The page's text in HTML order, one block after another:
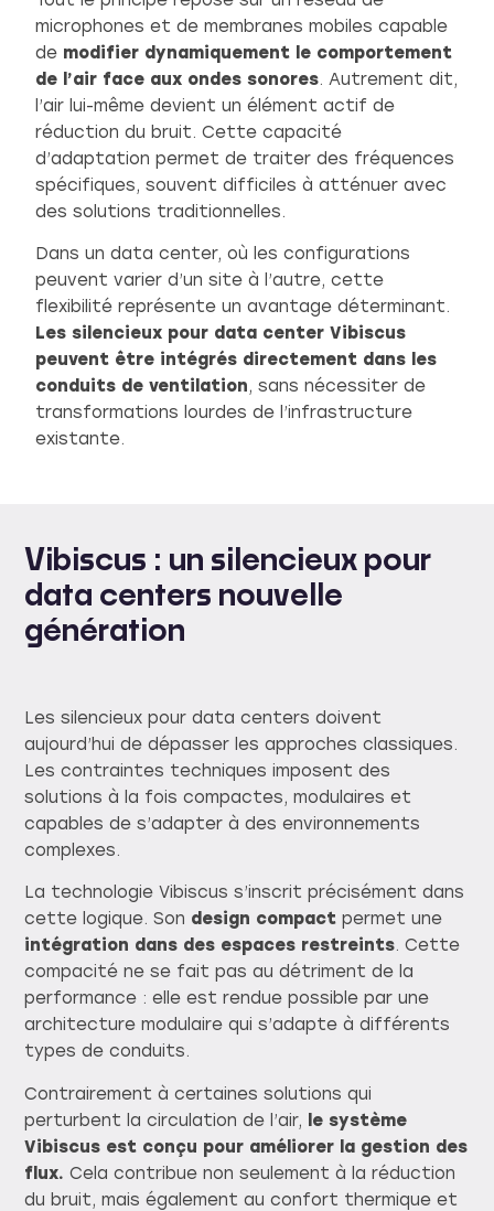
microphones et de membranes mobiles capable
de modifier dynamiquement le comportement
de l’air face aux ondes sonores. Autrement dit,
l’air lui-même devient un élément actif de
réduction du bruit. Cette capacité
d’adaptation permet de traiter des fréquences
spécifiques, souvent difficiles à atténuer avec
des solutions traditionnelles.
Dans un data center, où les configurations
peuvent varier d’un site à l’autre, cette
flexibilité représente un avantage déterminant.
Les silencieux pour data center Vibiscus
peuvent être intégrés directement dans les
conduits de ventilation, sans nécessiter de
transformations lourdes de l’infrastructure
existante.
Vibiscus : un silencieux pour
data centers nouvelle
génération
Les silencieux pour data centers doivent
aujourd’hui de dépasser les approches classiques.
Les contraintes techniques imposent des
solutions à la fois compactes, modulaires et
capables de s’adapter à des environnements
complexes.
La technologie Vibiscus s’inscrit précisément dans
cette logique. Son design compact permet une
intégration dans des espaces restreints. Cette
compacité ne se fait pas au détriment de la
performance : elle est rendue possible par une
architecture modulaire qui s’adapte à différents
types de conduits.
Contrairement à certaines solutions qui
perturbent la circulation de l’air,
le système
Vibiscus est conçu pour améliorer la gestion des
flux.Cela contribue non seulement à la réduction
du bruit, mais également au confort thermique et